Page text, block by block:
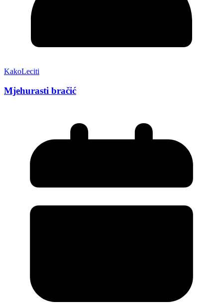
KakoLeciti
Mjehurasti bračić